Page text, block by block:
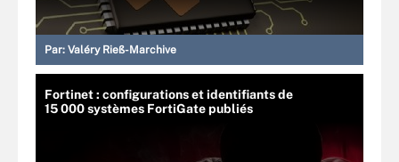
Par: Valéry Rieß-Marchive
Fortinet : configurations et identifiants de
15 000 systèmes FortiGate publiés